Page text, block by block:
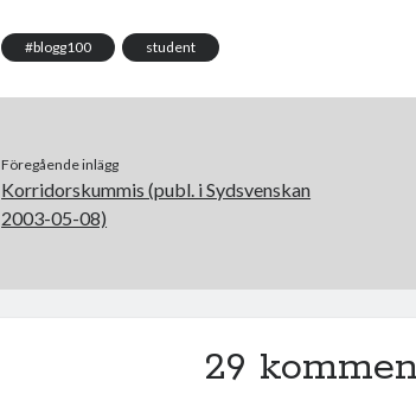
k
#blogg100 student
Föregående inlägg
Korridorskummis (publ. i Sydsvenskan
2003-05-08)
29